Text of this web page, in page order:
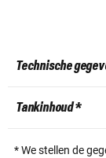
Technische
Tankinhoud *
* We stellen de